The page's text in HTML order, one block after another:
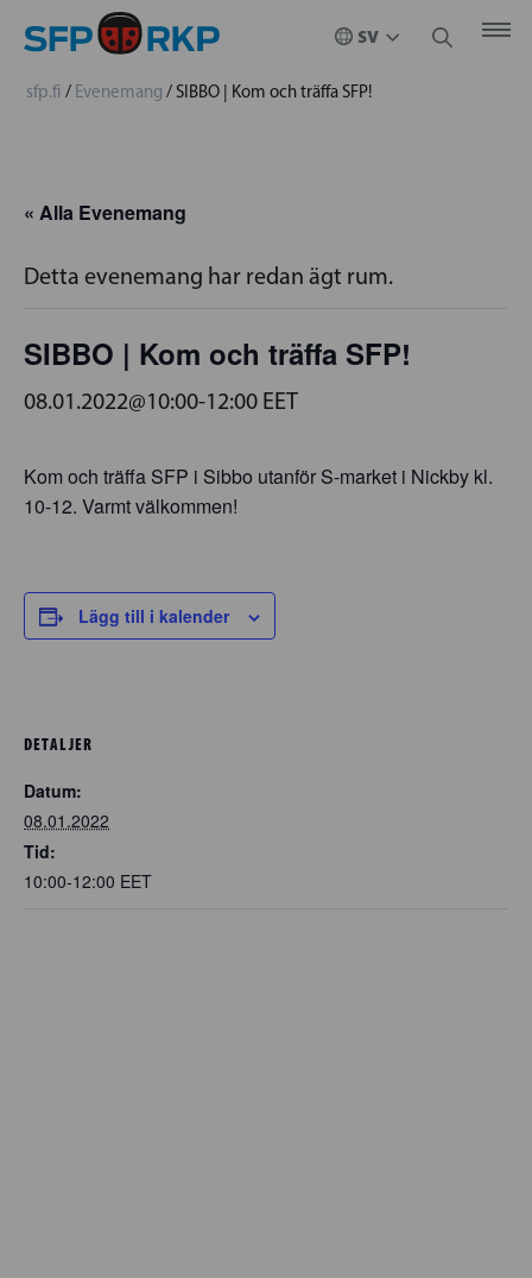
sfp.fi / Evenemang / SIBBO | Kom och träffa SFP!
« Alla Evenemang
Detta evenemang har redan ägt rum.
SIBBO | Kom och träffa SFP!
08.01.2022@10:00-12:00 EET
Kom och träffa SFP i Sibbo utanför S-market i Nickby kl.
10-12. Varmt välkommen!
Lägg till i kalender
DETALJER
Datum:
08.01.2022
Tid:
10:00-12:00 EET